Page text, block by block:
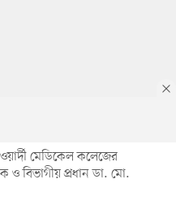
মেডিকেল কলেজের
ও বিভাগীয় প্রধান ডা. মো.